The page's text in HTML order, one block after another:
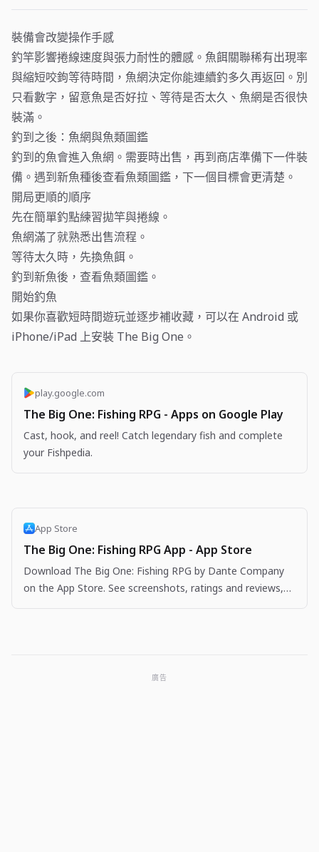
裝備會改變操作手感
釣竿影響捲線速度與張力耐性的體感。魚餌關聯稀有出現率
與縮短咬鉤等待時間，魚網決定你能連續釣多久再返回。別
只看數字，留意魚是否好拉、等待是否太久、魚網是否很快
裝滿。
釣到之後：魚網與魚類圖鑑
釣到的魚會進入魚網。需要時出售，再到商店準備下一件裝
備。遇到新魚種後查看魚類圖鑑，下一個目標會更清楚。
開局更順的順序
先在簡單釣點練習拋竿與捲線。
魚網滿了就熟悉出售流程。
等待太久時，先換魚餌。
釣到新魚後，查看魚類圖鑑。
開始釣魚
如果你喜歡短時間遊玩並逐步補收藏，可以在 Android 或
iPhone/iPad 上安裝 The Big One。
play.google.com
The Big One: Fishing RPG - Apps on Google Play
Cast, hook, and reel! Catch legendary fish and complete
your Fishpedia.
App Store
The Big One: Fishing RPG App - App Store
Download The Big One: Fishing RPG by Dante Company
on the App Store. See screenshots, ratings and reviews,
廣告